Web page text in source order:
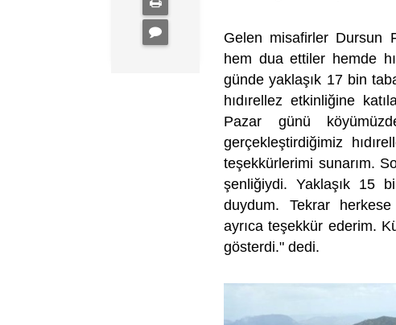
Gelen misafirler Dursun
hem dua ettiler hemde
günde yaklaşık 17 bin
hıdırellez etkinliğine
Pazar günü
gerçekleştirdiğimiz
teşekkürlerimi sunarım.
şenliğiydi. Yaklaşık 15
duydum. Tekrar
ayrıca teşekkür ederim.
gösterdi." dedi.